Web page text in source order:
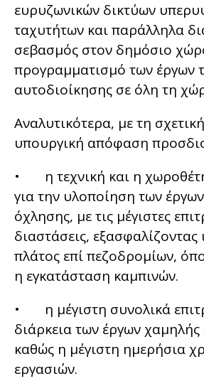
ευρυζωνικών δικτύων
ταχυτήτων και παράλληλα
σεβασμός στον δημόσιο
προγραμματισμό των έργων
αυτοδιοίκησης σε όλη τη
Αναλυτικότερα, με τη
υπουργική απόφαση
• η τεχνική και η
για την υλοποίηση των
όχλησης, με τις μέγιστες
διαστάσεις, εξασφαλίζοντας
πλάτος επί πεζοδρομίων,
η εγκατάσταση καμπινών.
• η μέγιστη συνολικά
διάρκεια των έργων
καθώς η μέγιστη ημερήσια
εργασιών.